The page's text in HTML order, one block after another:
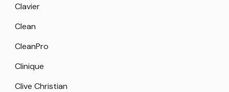
Clavier
Clean
CleanPro
Clinique
Clive Christian